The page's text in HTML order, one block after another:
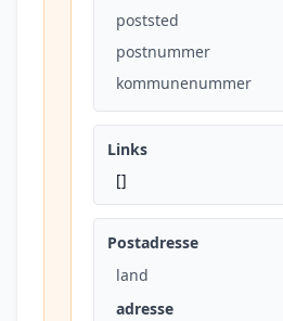
poststed
postnummer
kommunenummer
Links
[]
Postadresse
land
adresse